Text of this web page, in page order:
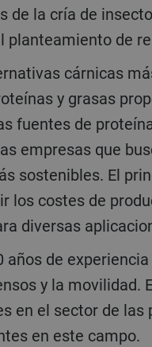
de la cría de
de
y grasas
fuentes de
empresas que
sostenibles. El
los costes de
diversas
y la movilidad.
en el sector de las
en este campo.